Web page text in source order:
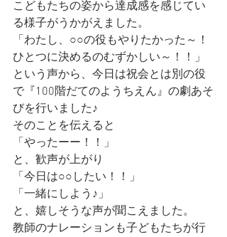
こどもたちの姿から達成感を感じてい
る様子がうかがえました。
「わたし、○○の役もやりたかった～！
ひとつに決めるのむずかしい～！！」
という声から、今日は祝会とは別の役
で『100階だてのようちえん』の劇あそ
びを行いました♪
そのことを伝えると
「やったーー！！」
と、歓声が上がり
「今日は○○したい！！」
「一緒にしよう♪」
と、嬉しそうな声が聞こえました。
教師のナレーションも子どもたちが行